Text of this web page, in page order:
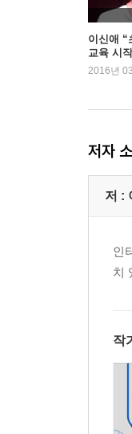
등 장
3부 공
책과 읽
글쓰기
글쓰기,
일기
국어,
준비하
잠수네
모국
잠수네
이신애 “
교육 시
이”
2016년
저자
저 :
인
치
작